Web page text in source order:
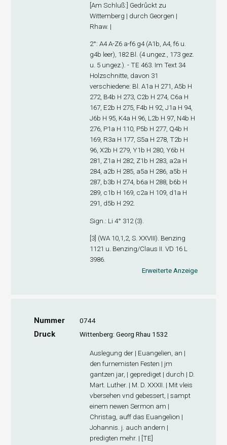
[Am Schluß:] Gedrůckt zu
Wittemberg | durch Georgen |
Rhaw. |
2°: A4A-Z6 a-f6 g4(A1b, A4, f6 u.
g4b leer), 182 Bl. (4 ungez., 173 gez.
u. 5 ungez.). - TE 463. Im Text 34
Holzschnitte, davon 31
verschiedene: Bl. A1a H 271, A5b H
272, B4b H 273, C2b H 274, C6a H
167, E2b H 275, F4b H 92, J1a H 94,
J6b H 95, K4a H 96, L2b H 97, N4b H
276, P1a H 110, P5b H 277, Q4b H
169, R3a H 177, S5a H 278, T2b H
96, X2b H 279, Y1b H 280, Y6b H
281, Z1a H 282, Z1b H 283, a2a H
284, a2b H 285, a5a H 286, a5b H
287, b3b H 274, b6a H 288, b6b H
289, c1b H 169, c2a H 109, d1a H
291, d5b H 292.
Sign .: Li 4° 312 (3).
[3] (WA 10,1,2, S. XXVIII). Benzing
1121 u. Benzing/Claus II. VD 16 L
3986.
Erweiterte Anzeige
Nummer 0744
Druck Wittenberg: Georg Rhau 1532
Auslegung der | Euangelien, an |
den furnemisten Festen | jm
gantzen jar, | geprediget | durch | D.
Mart. Luther. | M. D. XXXII. | Mit vleis
vbersehen vnd gebessert, | sampt
einem newen Sermon am |
Christag, auff das Euangelion |
Johannis. j. auch andern |
predigten mehr. | [TE]